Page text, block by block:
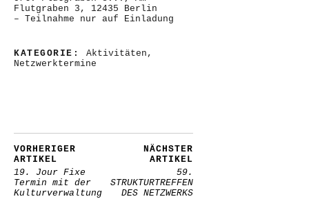
Flutgraben 3, 12435 Berlin
– Teilnahme nur auf Einladung
KATEGORIE: Aktivitäten ,
Netzwerktermine
VORHERIGER
ARTIKEL
19. Jour Fixe
Termin mit der
Kulturverwaltung
NÄCHSTER
ARTIKEL
59.
STRUKTURTREFFEN
DES NETZWERKS